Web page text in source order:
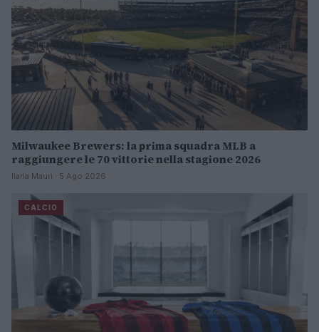
Milwaukee Brewers: la prima squadra MLB a
raggiungere le 70 vittorie nella stagione 2026
Ilaria Mauri · 5 Ago 2026
CALCIO